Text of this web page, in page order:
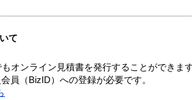
て
オンライン見積書を発行することができます
員（BizID）への登録が必要です。